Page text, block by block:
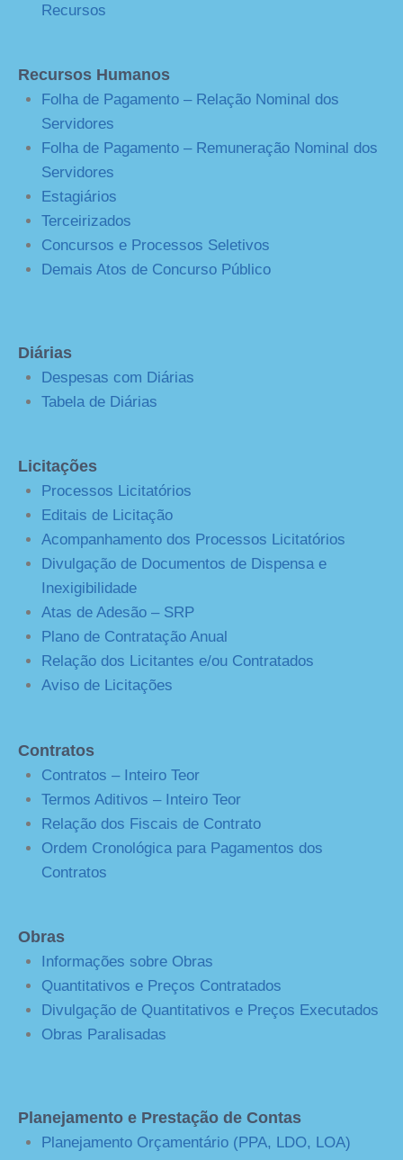
Recursos
Recursos Humanos
Folha de Pagamento – Relação Nominal dos
Servidores
Folha de Pagamento – Remuneração Nominal dos
Servidores
Estagiários
Terceirizados
Concursos e Processos Seletivos
Demais Atos de Concurso Público
Diárias
Despesas com Diárias
Tabela de Diárias
Licitações
Processos Licitatórios
Editais de Licitação
Acompanhamento dos Processos Licitatórios
Divulgação de Documentos de Dispensa e
Inexigibilidade
Atas de Adesão – SRP
Plano de Contratação Anual
Relação dos Licitantes e/ou Contratados
Aviso de Licitações
Contratos
Contratos – Inteiro Teor
Termos Aditivos – Inteiro Teor
Relação dos Fiscais de Contrato
Ordem Cronológica para Pagamentos dos
Contratos
Obras
Informações sobre Obras
Quantitativos e Preços Contratados
Divulgação de Quantitativos e Preços Executados
Obras Paralisadas
Planejamento e Prestação de Contas
Planejamento Orçamentário (PPA, LDO, LOA)